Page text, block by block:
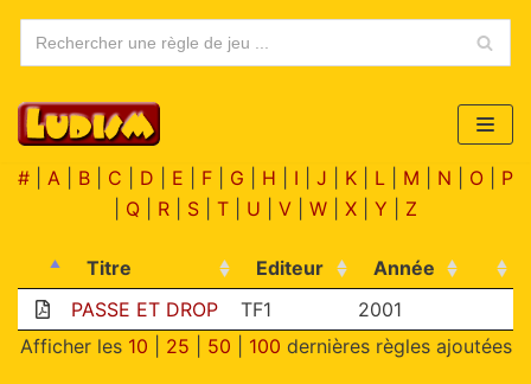
Aller
au
contenu
# A B C D E F G H I J K L M N O
P
Q R S T U V W X Y Z
Titre Editeur
Année
PASSE ET DROP
TF1
2001
Afficher les 10 25 50 100 dernières règles ajoutées